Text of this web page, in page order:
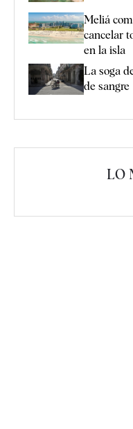
Meliá
cancelar
en la isla
La soga
de sangre
LO